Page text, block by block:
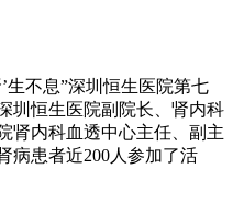
不息”深圳恒生医院第七
圳恒生医院副院长、肾内科
肾内科血透中心主任、副主
病患者近200人参加了活